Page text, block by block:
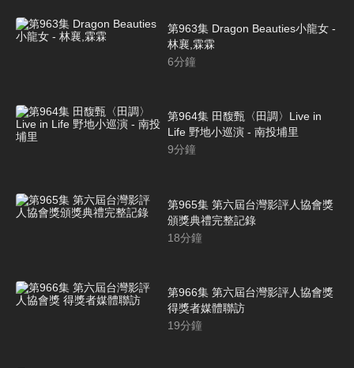
第963集 Dragon Beauties小龍女 -
林襄,霖霖
6分鐘
第964集 田馥甄〈田調〉Live in
Life 野地小巡演 - 南投埔里
9分鐘
第965集 第六屆台灣影評人協會獎
頒獎典禮完整記錄
18分鐘
第966集 第六屆台灣影評人協會獎
得獎者媒體聯訪
19分鐘